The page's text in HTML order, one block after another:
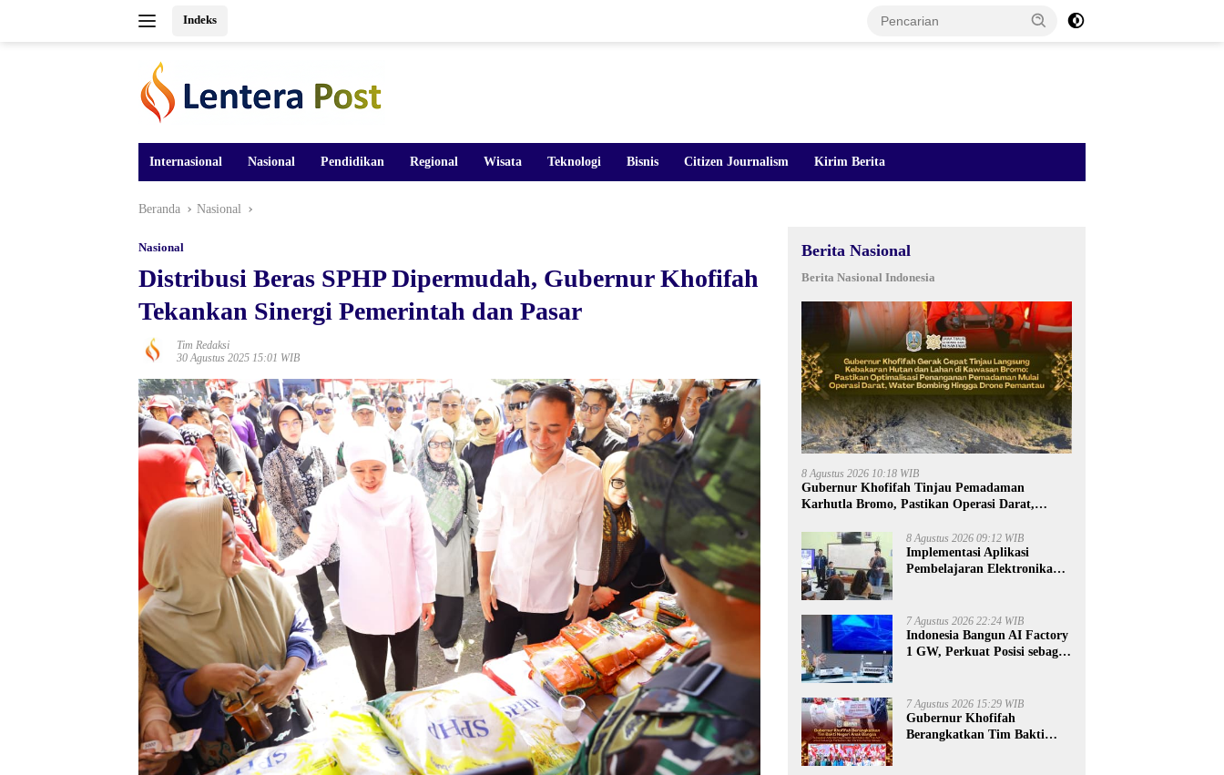
Indeks
Internasional Nasional Pendidikan Regional Wisata Teknologi Bisnis Citizen Journalism Kirim Berita
Beranda Nasional
Nasional
Distribusi Beras SPHP Dipermudah, Gubernur Khofifah
Tekankan Sinergi Pemerintah dan Pasar
Tim Redaksi
30 Agustus 2025 15:01 WIB
Berita Nasional
Berita Nasional Indonesia
8 Agustus 2026 10:18 WIB
Gubernur Khofifah Tinjau Pemadaman
Karhutla Bromo, Pastikan Operasi Darat,
8 Agustus 2026 09:12 WIB
Implementasi Aplikasi
Pembelajaran Elektronika
Mendukung Digitalisasi dan
Inovasi Pembelajaran
7 Agustus 2026 22:24 WIB
Indonesia Bangun AI Factory
1 GW, Perkuat Posisi sebagai
7 Agustus 2026 15:29 WIB
Gubernur Khofifah
Berangkatkan Tim Bakti